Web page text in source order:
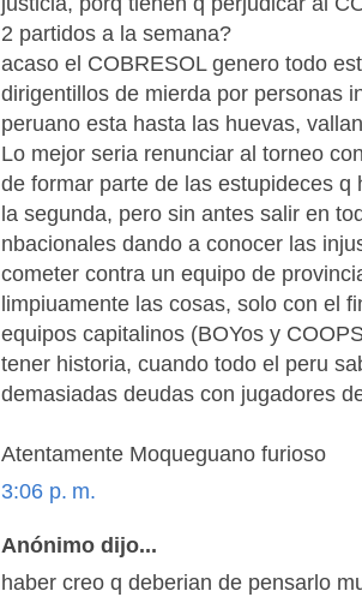
2 partidos a la semana?
acaso el COBRESOL genero todo
dirigentillos de mierda por personas
peruano esta hasta las huevas,
Lo mejor seria renunciar al torneo
de formar parte de las estupideces q
la segunda, pero sin antes salir en
nbacionales dando a conocer las
cometer contra un equipo de
limpiuamente las cosas, solo con el
equipos capitalinos (BOYos y
tener historia, cuando todo el peru
demasiadas deudas con jugadores
Atentamente Moqueguano furioso
3:06 p. m.
Anónimo dijo...
haber creo q deberian de pensarlo